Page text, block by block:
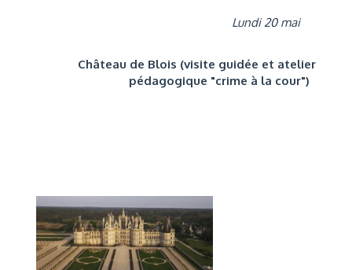
Lundi 20 mai
Château de Blois (visite guidée et atelier
pédagogique "crime à la cour")